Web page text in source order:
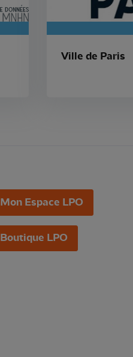
Ville de Paris
Mon Espace LPO
Boutique LPO